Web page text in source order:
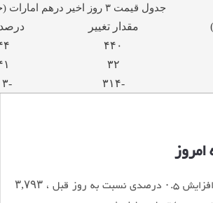
جدول قیمت ۳ روز اخیر درهم امارات (حواله)
مقدار تغییر
درصد
۴۴۰
۳۲
-۳۱۴ -۴.۱۳
همچنین لیر ترکیه با افزایش ۰.۵ درصدی نسبت به روز قبل ، ۳,۷۹۳